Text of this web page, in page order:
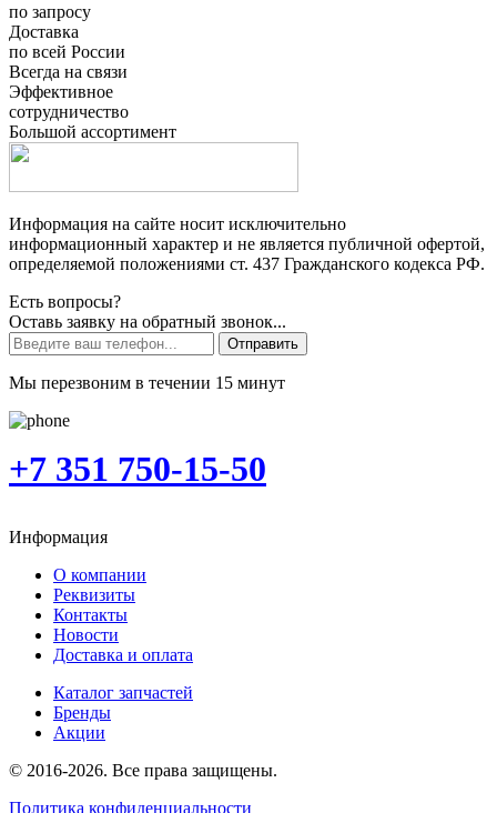
по запросу
Доставка
по всей России
Всегда на связи
Эффективное
сотрудничество
Большой ассортимент
Информация на сайте носит исключительно
информационный характер и не является публичной офертой,
определяемой положениями ст. 437 Гражданского кодекса РФ.
Есть вопросы?
Оставь заявку на обратный звонок...
Отправить
Мы перезвоним в течении 15 минут
+7 351 750-15-50
Информация
О компании
Реквизиты
Контакты
Новости
Доставка и оплата
Каталог запчастей
Бренды
Акции
© 2016-2026. Все права защищены.
Политика конфиденциальности